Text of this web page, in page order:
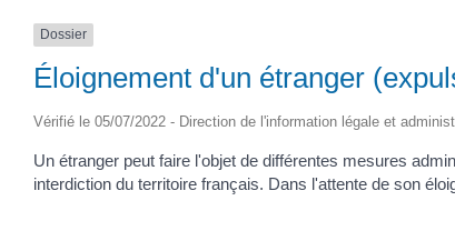
Dossier
Éloignement d'un étranger
Vérifié le 05/07/2022 - Direction de l'information légale et
Un étranger peut faire l'objet de différentes mesures
interdiction du territoire français. Dans l'attente de son